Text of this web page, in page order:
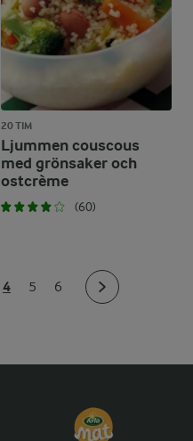
20 TIM
Ljummen couscous
med grönsaker och
ostcrème
(60)
4 5 6